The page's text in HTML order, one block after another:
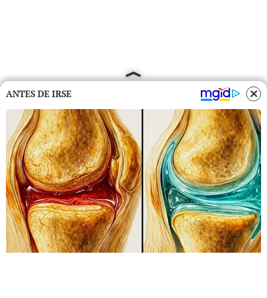
ANTES DE IRSE